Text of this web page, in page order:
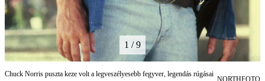
1 / 9
Chuck Norris puszta keze volt a legveszélyesebb fegyver, legendás rúgásai
NORTHFOTO